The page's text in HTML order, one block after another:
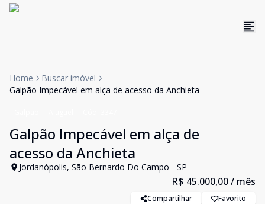
Home
Buscar imóvel
Galpão Impecável em alça de acesso da Anchieta
Galpão Impecável em alça de
acesso da Anchieta
Jordanópolis, São Bernardo Do Campo - SP
R$ 45.000,00/ mês
Compartilhar Favorito